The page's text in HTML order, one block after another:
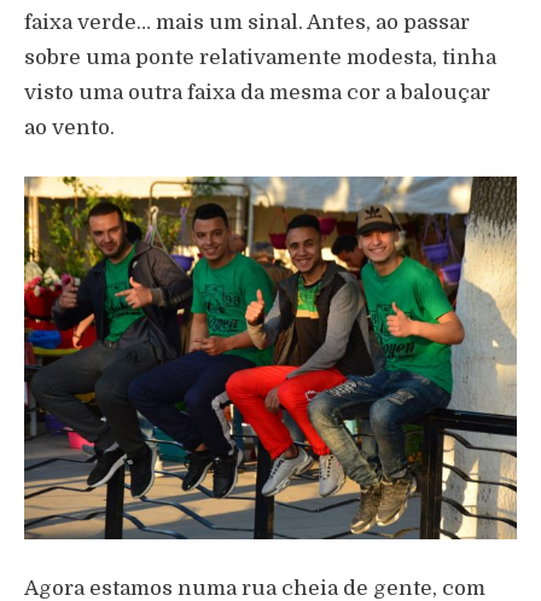
faixa verde… mais um sinal. Antes, ao passar
sobre uma ponte relativamente modesta, tinha
visto uma outra faixa da mesma cor a balouçar
ao vento.
Agora estamos numa rua cheia de gente, com